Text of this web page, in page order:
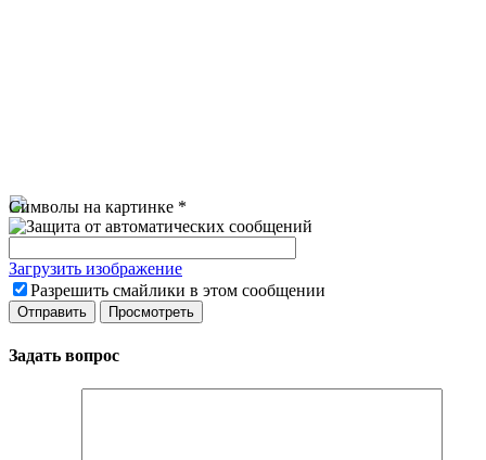
Символы на картинке *
Загрузить изображение
Разрешить смайлики в этом сообщении
Задать вопрос